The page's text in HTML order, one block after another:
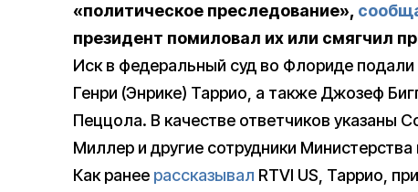
«политическое преследование»,
президент помиловал их или смягчил
Иск в федеральный суд во Флориде
Генри (Энрике) Таррио, а также Джозеф
Пеццола. В качестве ответчиков указаны
Миллер и другие сотрудники
Как ранее рассказывал RTVI US, Таррио,